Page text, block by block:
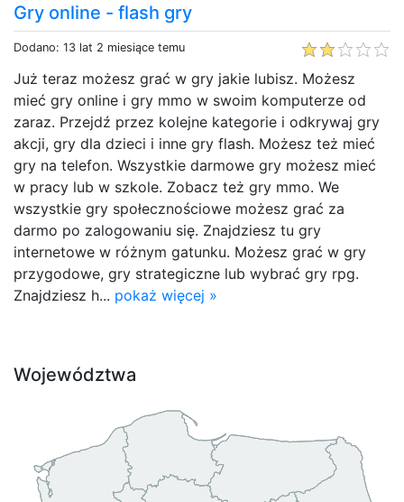
Gry online - flash gry
Dodano: 13 lat 2 miesiące temu
Już teraz możesz grać w gry jakie lubisz. Możesz
mieć gry online i gry mmo w swoim komputerze od
zaraz. Przejdź przez kolejne kategorie i odkrywaj gry
akcji, gry dla dzieci i inne gry flash. Możesz też mieć
gry na telefon. Wszystkie darmowe gry możesz mieć
w pracy lub w szkole. Zobacz też gry mmo. We
wszystkie gry społecznościowe możesz grać za
darmo po zalogowaniu się. Znajdziesz tu gry
internetowe w różnym gatunku. Możesz grać w gry
przygodowe, gry strategiczne lub wybrać gry rpg.
Znajdziesz h... pokaż więcej »
Województwa